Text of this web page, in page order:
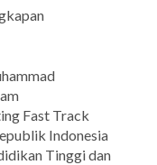
Fast Track
Indonesia
Tinggi dan